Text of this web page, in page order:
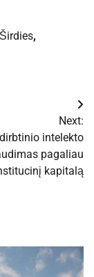
Širdies,
Next:
intelekto
pagaliau
kapitalą